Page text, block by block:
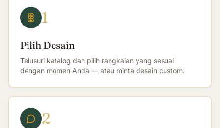
1
Pilih Desain
Telusuri katalog dan pilih rangkaian yang sesuai
dengan momen Anda — atau minta desain custom.
2